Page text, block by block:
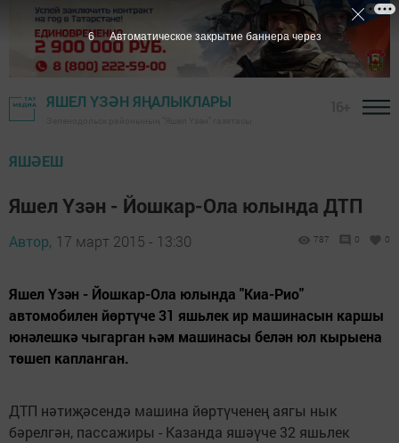
ЯШЕЛ ҮЗӘН ЯҢАЛЫКЛАРЫ
ЯШӘЕШ
Яшел Үзән - Йошкар-Ола юлында ДТП
Автор, 17 март 2015 - 13:30 787 0 0
Яшел Үзән - Йошкар-Ола юлында "Киа-Рио"
автомобилен йөртүче 31 яшьлек ир машинасын каршы
юнәлешкә чыгарган һәм машинасы белән юл кырыена
төшеп капланган.
ДТП нәтиҗәсендә машина йөртүченең аягы нык
бәрелгән, пассажиры - Казанда яшәүче 32 яшьлек
5 Автоматическое закрытие баннера через